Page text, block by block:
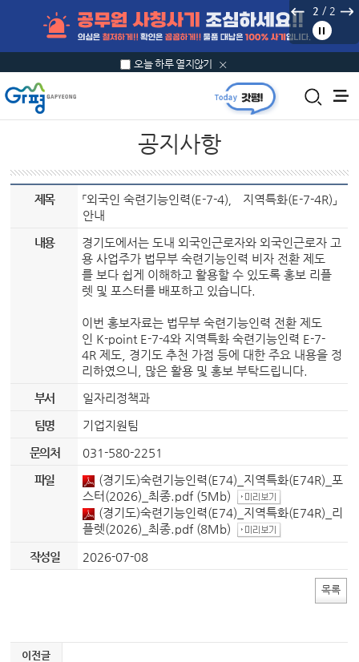
2 / 2
오늘 하루 열지않기
공지사항
제목
「외국인 숙련기능인력(E-7-4)， 지역특화(E-7-4R)」
안내
내용
경기도에서는 도내 외국인근로자와 외국인근로자 고
용 사업주가 법무부 숙련기능인력 비자 전환 제도
를 보다 쉽게 이해하고 활용할 수 있도록 홍보 리플
렛 및 포스터를 배포하고 있습니다.
이번 홍보자료는 법무부 숙련기능인력 전환 제도
인 K-point E-7-4와 지역특화 숙련기능인력 E-7-
4R 제도, 경기도 추천 가점 등에 대한 주요 내용을 정
리하였으니, 많은 활용 및 홍보 부탁드립니다.
부서
일자리정책과
팀명
기업지원팀
문의처
031-580-2251
파일
(경기도)숙련기능인력(E74)_지역특화(E74R)_포
스터(2026)_최종.pdf(5Mb)
(경기도)숙련기능인력(E74)_지역특화(E74R)_리
플렛(2026)_최종.pdf(8Mb)
작성일 2026-07-08
목록
이전글